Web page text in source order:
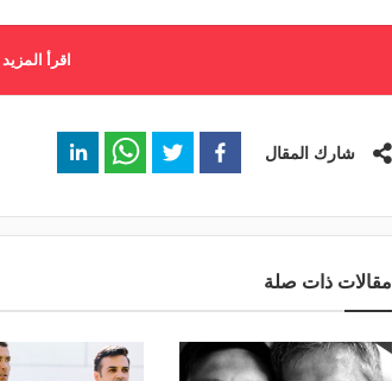
اقرأ المزيد
شارك المقال
مقالات ذات صلة